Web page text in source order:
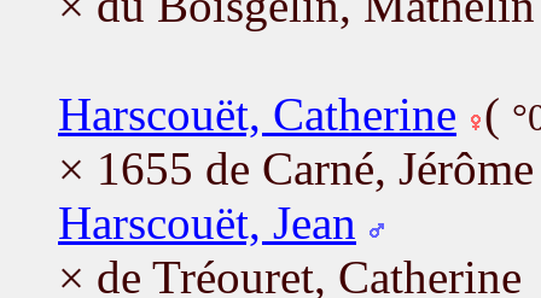
Harscouët, Catherine (
× 1655 de Carné, Jérôme
Harscouët, Jean
× de Tréouret, Catherine